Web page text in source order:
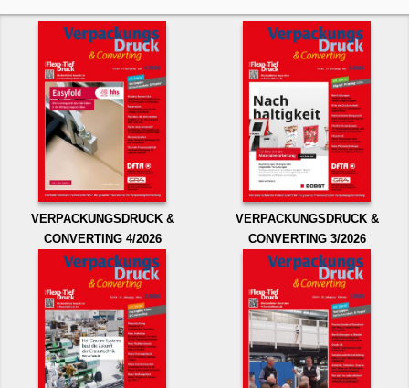
VERPACKUNGSDRUCK &
CONVERTING 4/2026
VERPACKUNGSDRUCK &
CONVERTING 3/2026